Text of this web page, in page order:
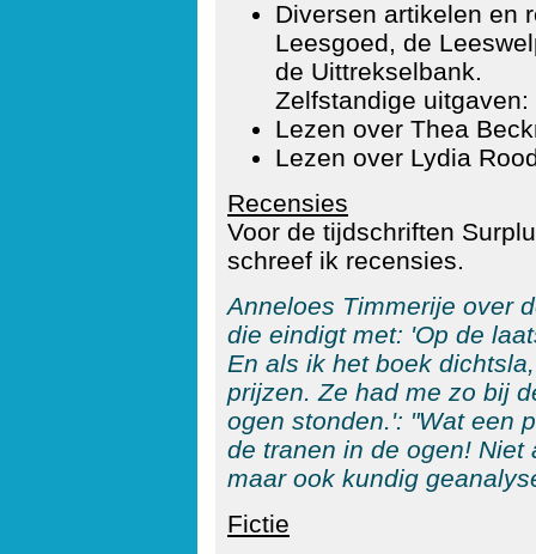
Diversen artikelen en
Leesgoed, de
de Uittrekselbank.
Zelfstandige uitgaven:
Lezen over Thea
Lezen over Lydia
Recensies
Voor de tijdschriften
schreef ik recensies.
Anneloes Timmerije over
die eindigt met: 'Op de
En als ik het boek
prijzen. Ze had me zo bij
ogen stonden.': "Wat een
de tranen in de ogen!
maar ook kundig
Fictie